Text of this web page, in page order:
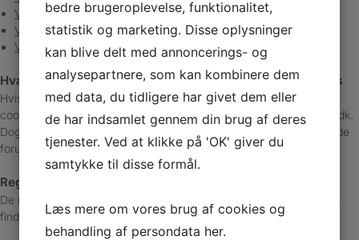
Vejledning i at slette cookies på Opera browser
Vejledning i at slette cookies på iPad, iPhone, iPod touch
Vejledning i at slette cookies fra Windows Phone
Hvad sker der hvis du ikke accepterer eller sletter cookies
Hvis du vælger at blokere for alle cookies eller sletter eksisterende
cookies på din computer, kan du stadig læse tekst på raskefødder.dk.
Dog kan der være funktioner og services du ikke kan bruge, fordi de
forudsætter, at webstedet kan huske de valg du foretager.
Regler
De regler, der gælder for Raske Fødder, Svinninge brug af cookies,
findes nedenfor.
bedre brugeroplevelse, funktionalitet,
statistik og marketing. Disse oplysninger
kan blive delt med annoncerings- og
analysepartnere, som kan kombinere dem
med data, du tidligere har givet dem eller
de har indsamlet gennem din brug af deres
tjenester. Ved at klikke på 'OK' giver du
samtykke til disse formål.
Læs mere om vores brug af cookies og
behandling af persondata her.